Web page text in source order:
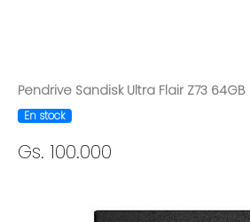
Pendrive Sandisk Ultra Flair Z73 64GB
En stock
Gs. 100.000